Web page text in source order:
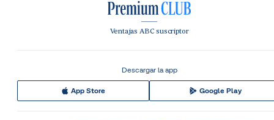
Ventajas ABC suscriptor
Descargar la app
App Store Google Play